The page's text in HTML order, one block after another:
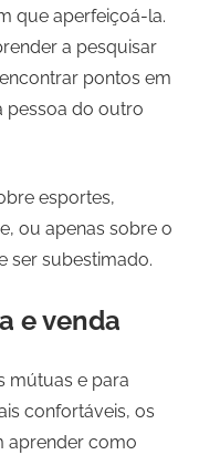
que aperfeiçoá-la.
a pesquisar
pontos em
pessoa do outro
esportes,
ou apenas sobre o
ser subestimado.
e venda
mútuas e para
confortáveis, os
aprender como